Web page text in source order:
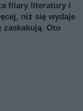
filary literatury i
niż się wydaje
zaskakują. Oto